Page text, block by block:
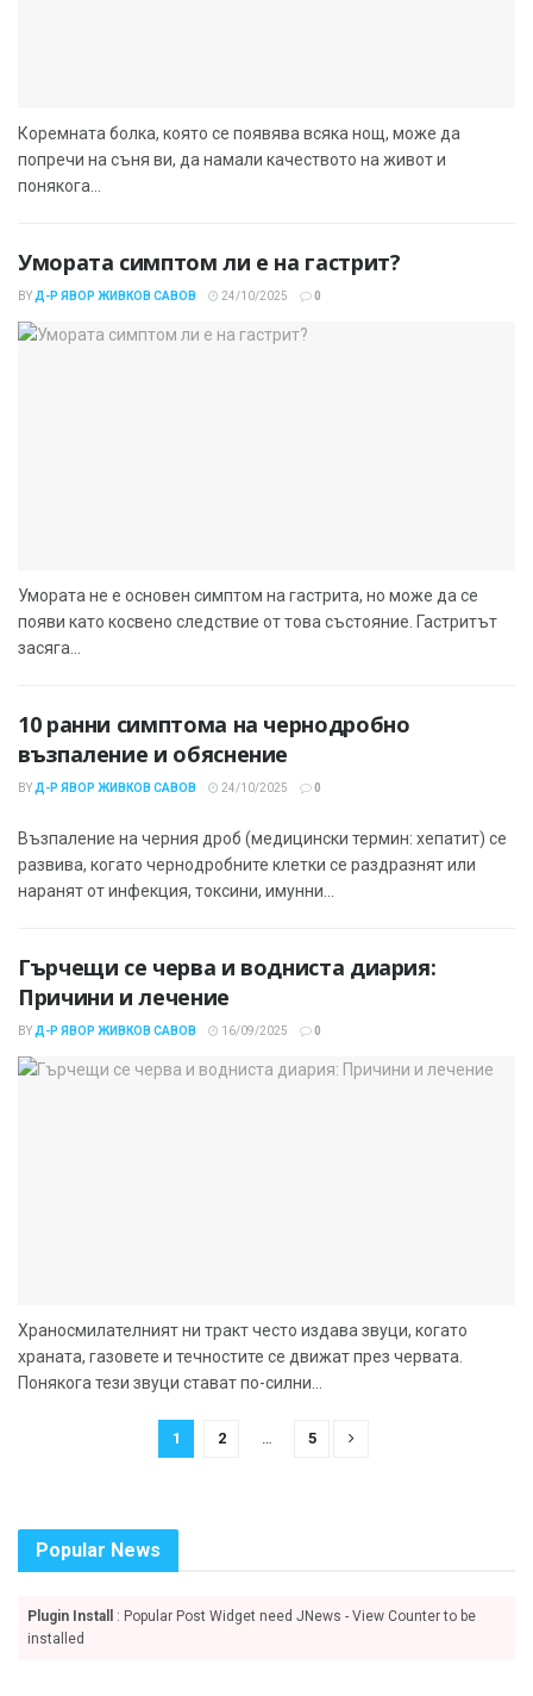
Коремната болка, която се появява всяка нощ, може да
попречи на съня ви, да намали качеството на живот и
понякога...
Умората симптом ли е на гастрит?
BY Д-Р ЯВОР ЖИВКОВ САВОВ 24/10/2025 0
Умората не е основен симптом на гастрита, но може да се
появи като косвено следствие от това състояние. Гастритът
засяга...
10 ранни симптома на чернодробно
възпаление и обяснение
BY Д-Р ЯВОР ЖИВКОВ САВОВ 24/10/2025 0
Възпаление на черния дроб (медицински термин: хепатит) се
развива, когато чернодробните клетки се раздразнят или
наранят от инфекция, токсини, имунни...
Гърчещи се черва и водниста диария:
Причини и лечение
BY Д-Р ЯВОР ЖИВКОВ САВОВ 16/09/2025 0
Храносмилателният ни тракт често издава звуци, когато
храната, газовете и течностите се движат през червата.
Понякога тези звуци стават по-силни...
1 2 … 5
Popular News
Plugin Install
: Popular Post Widget need JNews - View Counter to be
installed